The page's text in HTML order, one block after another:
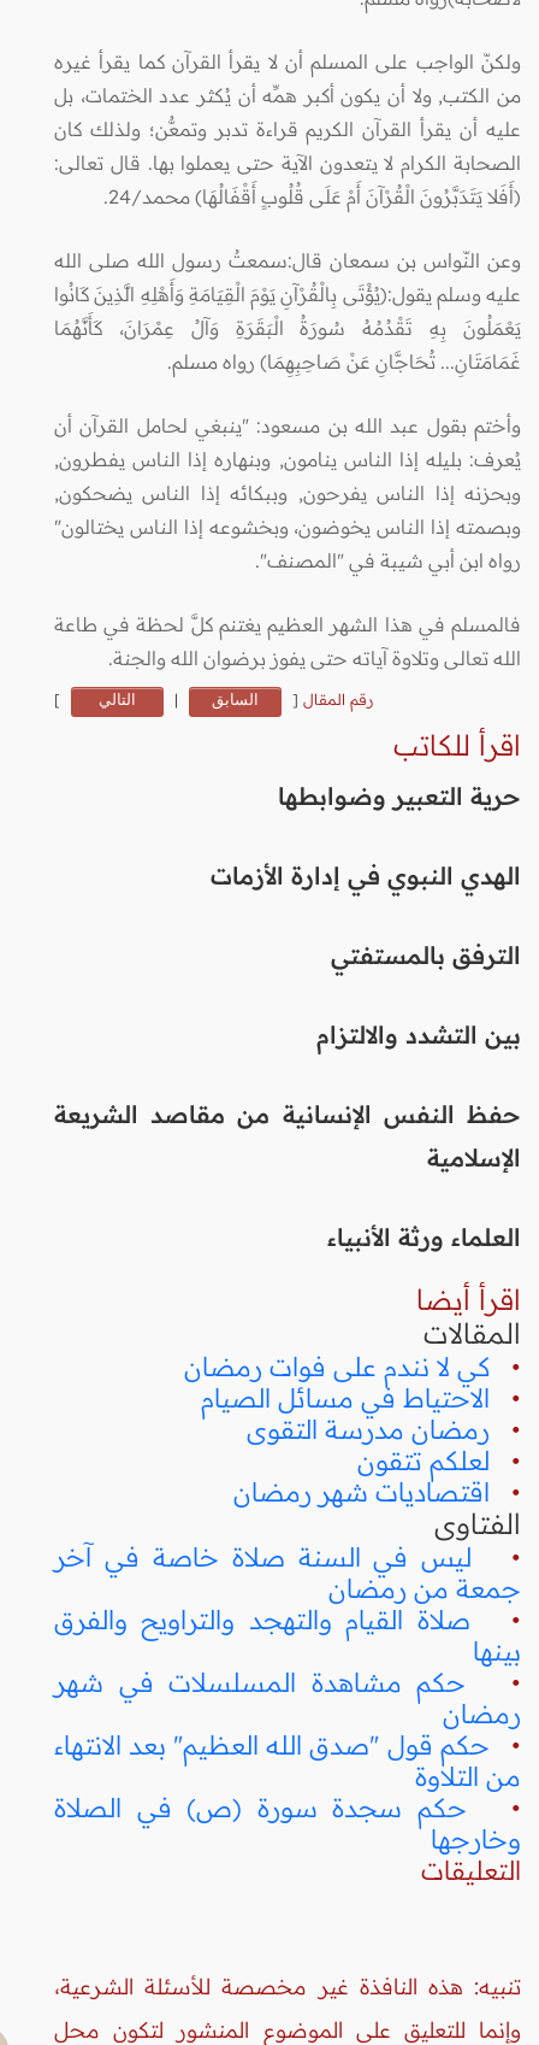
ولكنّ الواجب على المسلم أن لا يقرأ القرآن كما يقرأ غيره
من الكتب, ولا أن يكون أكبر همِّه أن يُكثر عدد الختمات، بل
عليه أن يقرأ القرآن الكريم قراءة تدبر وتمعُّن؛ ولذلك كان
الصحابة الكرام لا يتعدون الآية حتى يعملوا بها. قال تعالى:
(أَفَلا يَتَدَبَّرُونَ الْقُرْآنَ أَمْ عَلَى قُلُوبٍ أَقْفَالُهَا) محمد/24.
وعن النّواس بن سمعان قال:سمعتُ رسول الله صلى الله
عليه وسلم يقول:(يُؤْتَى بِالْقُرْآنِ يَوْمَ الْقِيَامَةِ وَأَهْلِهِ الَّذِينَ كَانُوا
يَعْمَلُونَ بِهِ تَقْدُمُهُ سُورَةُ الْبَقَرَةِ وَآلُ عِمْرَانَ، كَأَنَّهُمَا
غَمَامَتَانِ... تُحَاجَّانِ عَنْ صَاحِبِهِمَا) رواه مسلم.
وأختم بقول عبد الله بن مسعود: "ينبغي لحامل القرآن أن
يُعرف: بليله إذا الناس ينامون, وبنهاره إذا الناس يفطرون,
وبحزنه إذا الناس يفرحون, وببكائه إذا الناس يضحكون,
وبصمته إذا الناس يخوضون، وبخشوعه إذا الناس يختالون"
رواه ابن أبي شيبة في "المصنف".
فالمسلم في هذا الشهر العظيم يغتنم كلَّ لحظة في طاعة
الله تعالى وتلاوة آياته حتى يفوز برضوان الله والجنة.
رقم المقال [ السابق | التالي ]
اقرأ للكاتب
حرية التعبير وضوابطها
الهدي النبوي في إدارة الأزمات
الترفق بالمستفتي
بين التشدد والالتزام
حفظ النفس الإنسانية من مقاصد الشريعة
الإسلامية
العلماء ورثة الأنبياء
اقرأ أيضا
المقالات
• كي لا نندم على فوات رمضان
• الاحتياط في مسائل الصيام
• رمضان مدرسة التقوى
• لعلكم تتقون
• اقتصاديات شهر رمضان
الفتاوى
• ليس في السنة صلاة خاصة في آخر
جمعة من رمضان
• صلاة القيام والتهجد والتراويح والفرق
بينها
• حكم مشاهدة المسلسلات في شهر
رمضان
• حكم قول "صدق الله العظيم" بعد الانتهاء
من التلاوة
• حكم سجدة سورة (ص) في الصلاة
وخارجها
التعليقات
تنبيه: هذه النافذة غير مخصصة للأسئلة الشرعية،
وإنما للتعليق على الموضوع المنشور لتكون محل